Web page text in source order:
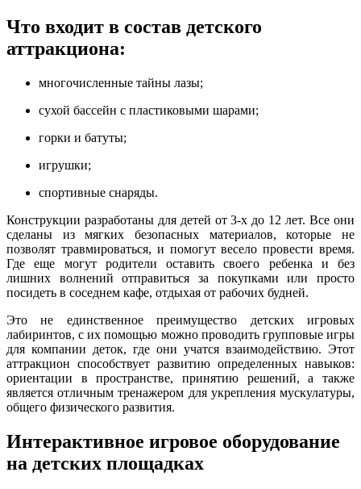
Что входит в состав детского
аттракциона:
многочисленные тайны лазы;
сухой бассейн с пластиковыми шарами;
горки и батуты;
игрушки;
спортивные снаряды.
Конструкции разработаны для детей от 3-х до 12 лет. Все они
сделаны из мягких безопасных материалов, которые не
позволят травмироваться, и помогут весело провести время.
Где еще могут родители оставить своего ребенка и без
лишних волнений отправиться за покупками или просто
посидеть в соседнем кафе, отдыхая от рабочих будней.
Это не единственное преимущество детских игровых
лабиринтов, с их помощью можно проводить групповые игры
для компании деток, где они учатся взаимодействию. Этот
аттракцион способствует развитию определенных навыков:
ориентации в пространстве, принятию решений, а также
является отличным тренажером для укрепления мускулатуры,
общего физического развития.
Интерактивное игровое оборудование
на детских площадках